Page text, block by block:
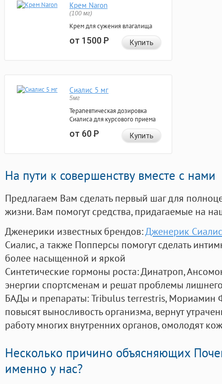
Крем Naron
(100 мг)
Крем для сужения влагалища
от 1500Р Купить
Сиалис 5 мг
5мг
Терапевтическая дозировка
Сиалиса для курсового приема
от 60Р Купить
На пути к совершенству вместе с нами
Предлагаем Вам сделать первый шаг для
жизни. Вам помогут средства, придагаемые на
Дженерики известных брендов:Дженерик
Сиалис, а также Попперсы помогут сделать
более насыщенной и яркой
Синтетические гормоны роста: Динатроп,
энергии спортсменам и решат проблемы
БАДы и препараты:Tribulus terrestris, Мориамин
повысят выносливость организма, вернут
работу многих внутренних органов, омолодят
Несколько причино объясняющих
именно у нас?